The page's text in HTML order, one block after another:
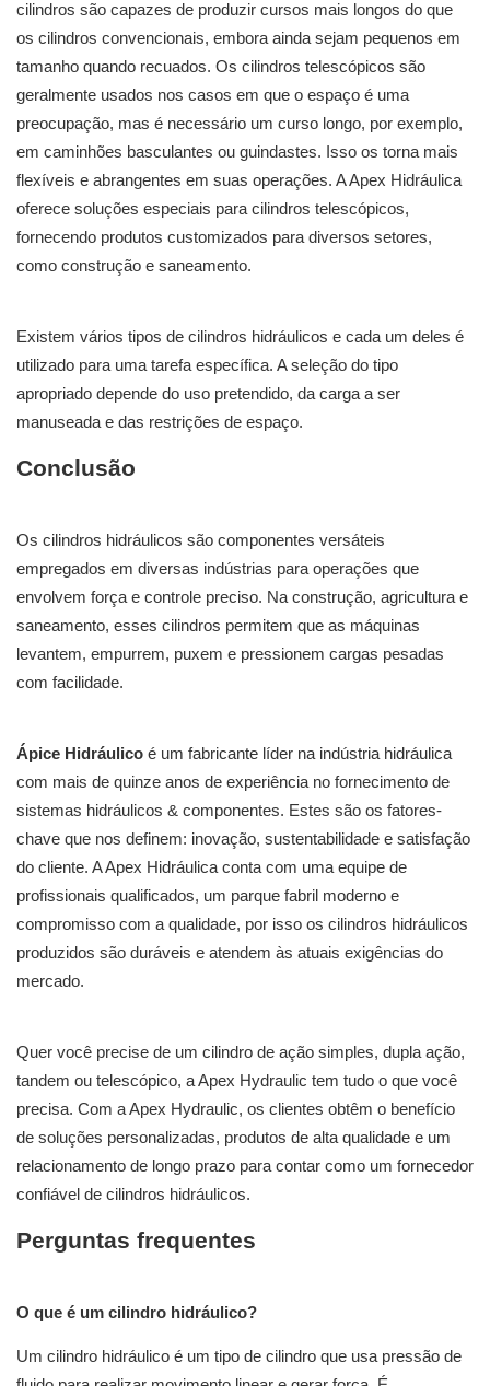
cilindros são capazes de produzir cursos mais longos do que
os cilindros convencionais, embora ainda sejam pequenos em
tamanho quando recuados. Os cilindros telescópicos são
geralmente usados ​​nos casos em que o espaço é uma
preocupação, mas é necessário um curso longo, por exemplo,
em caminhões basculantes ou guindastes. Isso os torna mais
flexíveis e abrangentes em suas operações. A Apex Hidráulica
oferece soluções especiais para cilindros telescópicos,
fornecendo produtos customizados para diversos setores,
como construção e saneamento.
Existem vários tipos de cilindros hidráulicos e cada um deles é
utilizado para uma tarefa específica. A seleção do tipo
apropriado depende do uso pretendido, da carga a ser
manuseada e das restrições de espaço.
Conclusão
Os cilindros hidráulicos são componentes versáteis
empregados em diversas indústrias para operações que
envolvem força e controle preciso. Na construção, agricultura e
saneamento, esses cilindros permitem que as máquinas
levantem, empurrem, puxem e pressionem cargas pesadas
com facilidade.
Ápice Hidráulico é um fabricante líder na indústria hidráulica
com mais de quinze anos de experiência no fornecimento de
sistemas hidráulicos & componentes. Estes são os fatores-
chave que nos definem: inovação, sustentabilidade e satisfação
do cliente. A Apex Hidráulica conta com uma equipe de
profissionais qualificados, um parque fabril moderno e
compromisso com a qualidade, por isso os cilindros hidráulicos
produzidos são duráveis ​​e atendem às atuais exigências do
mercado.
Quer você precise de um cilindro de ação simples, dupla ação,
tandem ou telescópico, a Apex Hydraulic tem tudo o que você
precisa. Com a Apex Hydraulic, os clientes obtêm o benefício
de soluções personalizadas, produtos de alta qualidade e um
relacionamento de longo prazo para contar como um fornecedor
confiável de cilindros hidráulicos.
Perguntas frequentes
O que é um cilindro hidráulico?
Um cilindro hidráulico é um tipo de cilindro que usa pressão de